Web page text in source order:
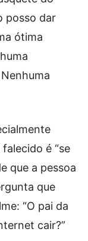
posso dar
ótima
é “se
que a pessoa
que
“O pai da
cair?”